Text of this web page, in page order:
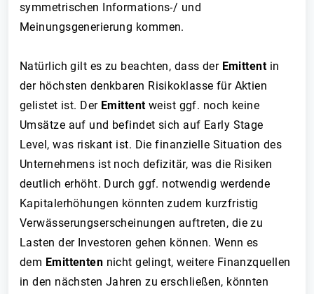
symmetrischen Informations-/ und
Meinungsgenerierung kommen.
Natürlich gilt es zu beachten, dass der Emittentin
der höchsten denkbaren Risikoklasse für Aktien
gelistet ist. Der Emittentweist ggf. noch keine
Umsätze auf und befindet sich auf Early Stage
Level, was riskant ist. Die finanzielle Situation des
Unternehmens ist noch defizitär, was die Risiken
deutlich erhöht. Durch ggf. notwendig werdende
Kapitalerhöhungen könnten zudem kurzfristig
Verwässerungserscheinungen auftreten, die zu
Lasten der Investoren gehen können. Wenn es
dem Emittenten nicht gelingt, weitere Finanzquellen
in den nächsten Jahren zu erschließen, könnten